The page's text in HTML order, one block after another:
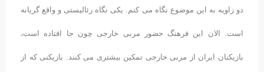
دو زاویه به این موضوع نگاه می کنم. یکی نگاه رئالیستی و واقع گریانه
است. الان این فرهنگ حضور مربی خارجی چون جا افتاده است،
بازیکنان ایران از مربی خارجی تمکین بیشتری می کنند. بازیکنی که از